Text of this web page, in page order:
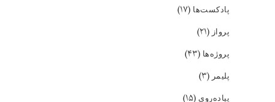
پادکست‌ها (۱۷)
پرواز (۲۱)
پروژه‌ها (۴۳)
پلیمر (۳)
پیاده‌روی (۱۵)